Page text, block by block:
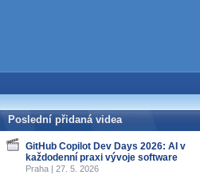
Poslední přidaná videa
GitHub Copilot Dev Days 2026: AI v
každodenní praxi vývoje software
Praha | 27. 5. 2026